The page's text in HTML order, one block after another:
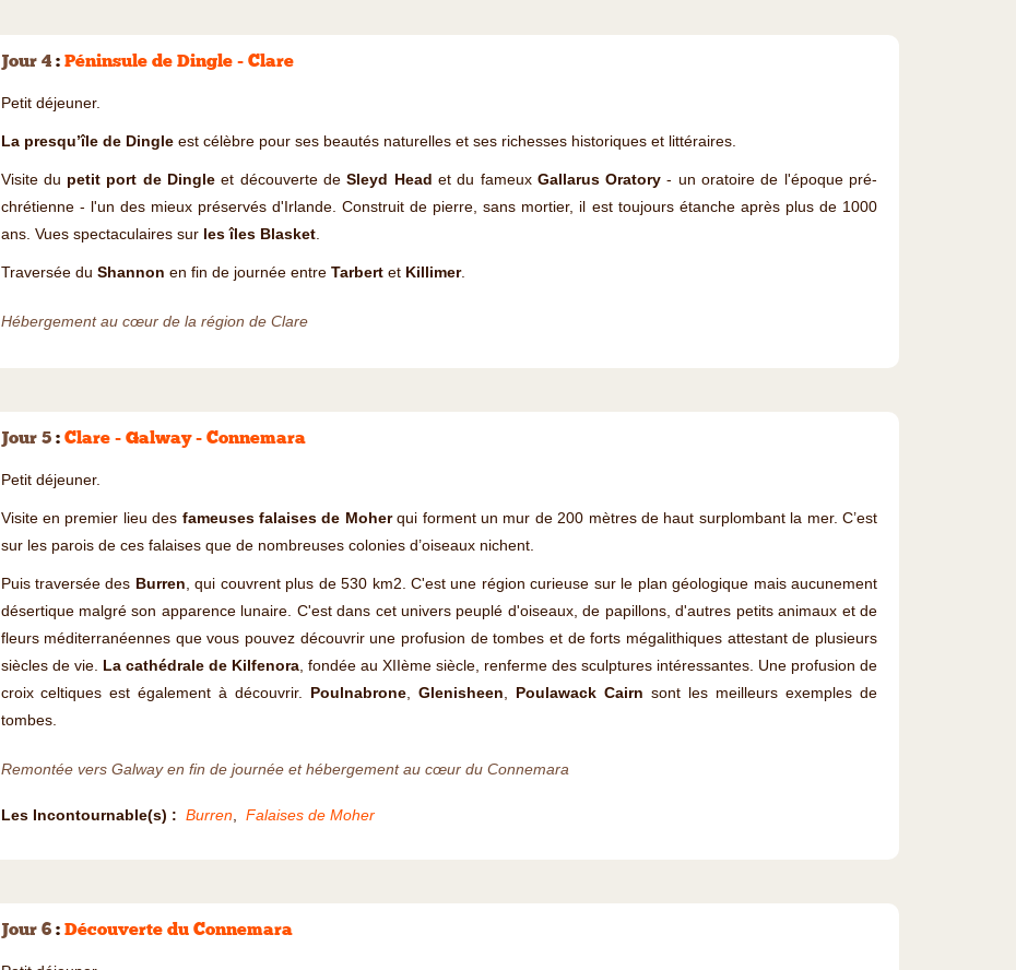
Jour 4: Péninsule de Dingle - Clare
Petit déjeuner.
La presqu’île de Dingleest célèbre pour ses beautés naturelles et ses richesses historiques et littéraires.
Visite du petit port de Dingle et découverte deSleyd Head et du fameux Gallarus Oratory - un oratoire de l'époque pré-
chrétienne - l'un des mieux préservés d'Irlande. Construit de pierre, sans mortier, il est toujours étanche après plus de 1000
ans. Vues spectaculaires sur les îles Blasket.
Traversée du Shannon en fin de journée entre Tarbertet Killimer.
Hébergement au cœur de la région de Clare
Jour 5: Clare - Galway - Connemara
Petit déjeuner.
Visite en premier lieu des fameuses falaises de Moherqui forment un mur de 200 mètres de haut surplombant la mer. C’est
sur les parois de ces falaises que de nombreuses colonies d’oiseaux nichent.
Puis traversée des Burren, qui couvrent plus de 530 km2. C'est une région curieuse sur le plan géologique mais aucunement
désertique malgré son apparence lunaire. C'est dans cet univers peuplé d'oiseaux, de papillons, d'autres petits animaux et de
fleurs méditerranéennes que vous pouvez découvrir une profusion de tombes et de forts mégalithiques attestant de plusieurs
siècles de vie. La cathédrale de Kilfenora, fondée au XIIème siècle, renferme des sculptures intéressantes. Une profusion de
croix celtiques est également à découvrir.
Poulnabrone,Glenisheen, Poulawack Cairn sont les meilleurs exemples de
tombes.
Remontée vers Galway en fin de journée et hébergement au cœur du Connemara
Les Incontournable(s) : Burren, Falaises de Moher
Jour 6: Découverte du Connemara